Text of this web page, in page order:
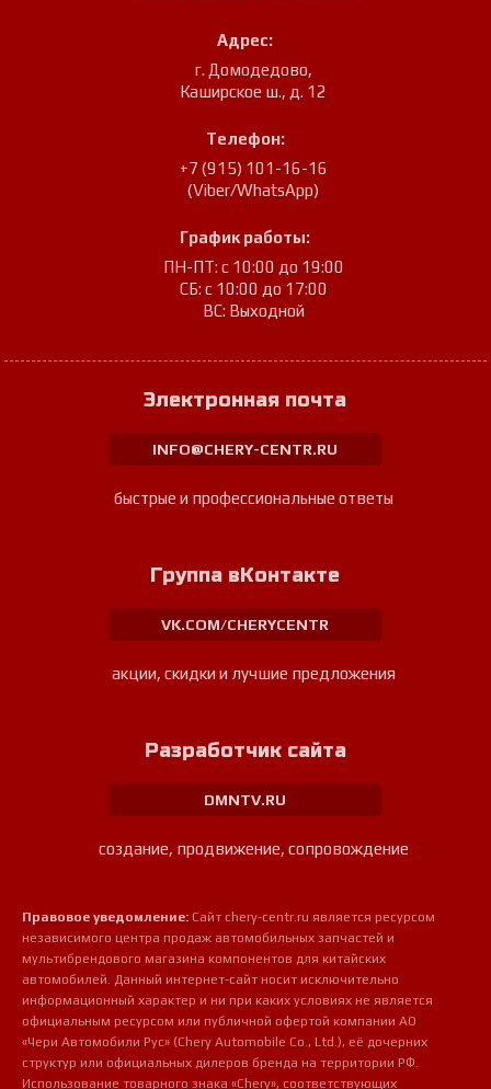
Адрес:
г. Домодедово,
Каширское ш., д. 12
Телефон:
+7 (915) 101-16-16
(Viber/WhatsApp)
График работы:
ПН-ПТ: с 10:00 до 19:00
СБ: с 10:00 до 17:00
ВС: Выходной
Электронная почта
INFO@CHERY-CENTR.RU
быстрые и профессиональные ответы
Группа вКонтакте
VK.COM/CHERYCENTR
акции, скидки и лучшие предложения
Разработчик сайта
DMNTV.RU
создание, продвижение, сопровождение
Правовое уведомление: Сайт chery-centr.ru является ресурсом
независимого центра продаж автомобильных запчастей и
мультибрендового магазина компонентов для китайских
автомобилей. Данный интернет-сайт носит исключительно
информационный характер и ни при каких условиях не является
официальным ресурсом или публичной офертой компании АО
«Чери Автомобили Рус» (Chery Automobile Co., Ltd.), её дочерних
структур или официальных дилеров бренда на территории РФ.
Использование товарного знака «Chery», соответствующих